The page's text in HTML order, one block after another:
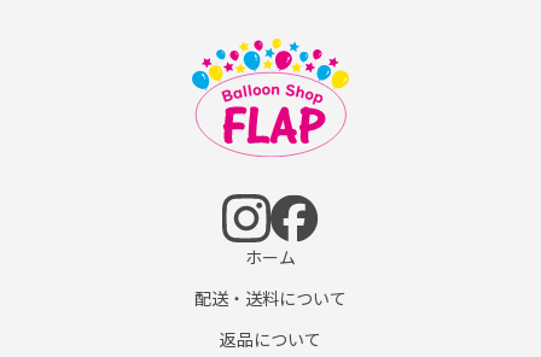
ホーム
配送・送料について
返品について